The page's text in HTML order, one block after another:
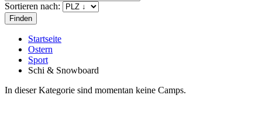
Sortieren nach:
Startseite
Ostern
Sport
Schi & Snowboard
In dieser Kategorie sind momentan keine Camps.